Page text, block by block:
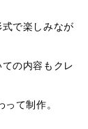
で楽しみなが
の内容もクレ
て制作。